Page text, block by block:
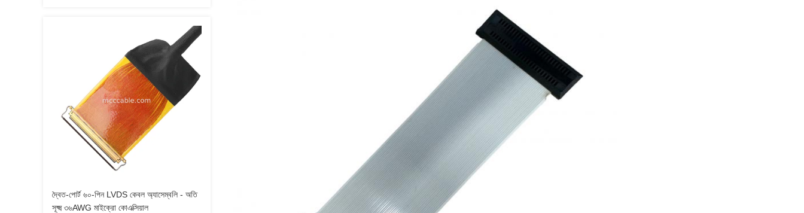
দ্বৈত-পোর্ট ৬০-পিন LVDS কেবল অ্যাসেম্বলি - অতি
সূক্ষ্ম ৩৬AWG মাইক্রো কোএক্সিয়াল